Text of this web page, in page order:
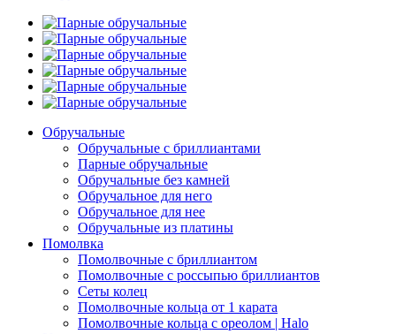
Обручальные
Обручальные с бриллиантами
Парные обручальные
Обручальные без камней
Обручальное для него
Обручальное для нее
Обручальные из платины
Помолвка
Помолвочные с бриллиантом
Помолвочные с россыпью бриллиантов
Сеты колец
Помолвочные кольца от 1 карата
Помолвочные кольца с ореолом | Halo